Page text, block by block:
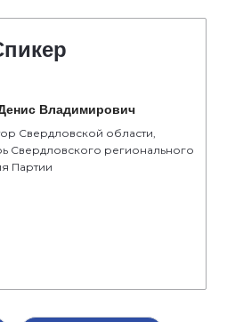
Владимирович
Свердловской области,
Свердловского регионального
Партии